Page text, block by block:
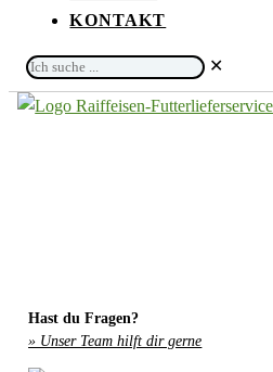
KONTAKT
Ich
suche
✕
Hast du Fragen?
» Unser Team hilft dir gerne